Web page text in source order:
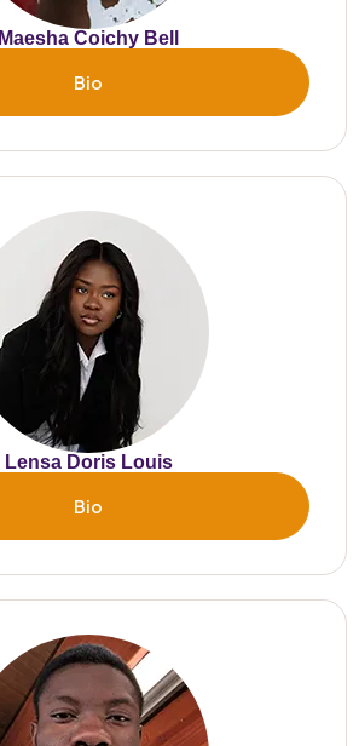
Maesha Coichy Bell
Bio
Lensa Doris Louis
Bio